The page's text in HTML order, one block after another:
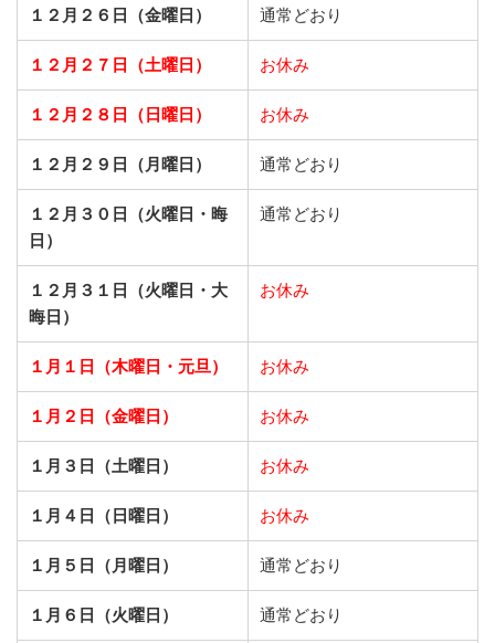
１２月２６日（金曜日） 通常どおり
１２月２７日（土曜日） お休み
１２月２８日（日曜日） お休み
１２月２９日（月曜日） 通常どおり
１２月３０日（火曜日・晦
日）
通常どおり
１２月３１日（火曜日・大
晦日）
お休み
１月１日（木曜日・元旦） お休み
１月２日（金曜日） お休み
１月３日（土曜日） お休み
１月４日（日曜日） お休み
１月５日（月曜日） 通常どおり
１月６日（火曜日） 通常どおり